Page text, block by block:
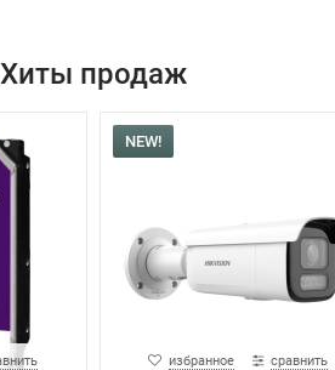
Хиты продаж
NEW!
избранное сравнить